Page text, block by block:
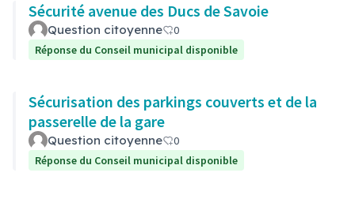
Sécurité avenue des Ducs de Savoie
Question citoyenne
0
Réponse du Conseil municipal disponible
Sécurisation des parkings couverts et de la
passerelle de la gare
Question citoyenne
0
Réponse du Conseil municipal disponible